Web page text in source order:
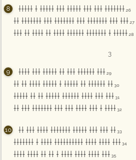
††††† † ††††† ††† ††††† ††† ††† ††††††† 26
†† ††††††† ††† ††††††† ††† ††††††† ††† ††† 27
††† †† †††† †† †††† †††††† ††††††† † ††††† 28
3
†††† ††† ††††† †† ††† †††††† ††† 29
†† †† †††† ††††† † ††††† †† †††††† †† 30
††††† †† †† ††††† †††††† †††† ††† ††† 31
†† ††† ††††††† ††† ††† †††† ††† † †††† 32
†† ††† †††† ††††††† ††††† ††† ††† †† 33
††††††† † †††† †††††††††† †††† †††† ††† 34
†††† †††† †† †† † †††† †††† †††† ††† 35